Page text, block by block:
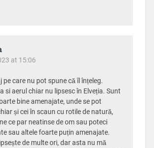
at 15:06
pe care nu pot spune că îl înțeleg.
si aerul chiar nu lipsesc în Elveția. Sunt
bine amenajate, unde se pot
și cei în scaun cu rotile de natură,
ce par neatinse de om sau poteci
sau altele foarte puțin amenajate.
de multe ori, dar asta nu mă